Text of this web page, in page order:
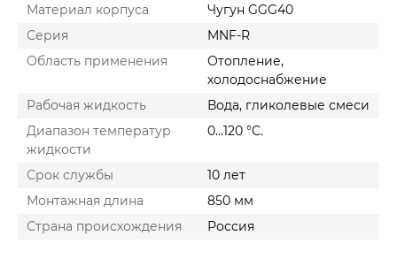
Материал корпуса
Чугун GGG40
Серия
MNF-R
Область применения
Отопление,
холодоснабжение
Рабочая жидкость
Вода, гликолевые смеси
Диапазон температур
жидкости
0...120 °C.
Срок службы
10 лет
Монтажная длина
850 мм
Страна происхождения
Россия